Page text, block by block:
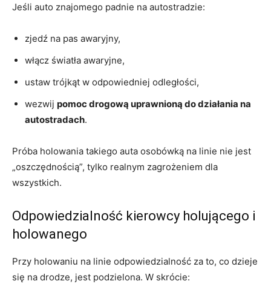
Jeśli auto znajomego padnie na autostradzie:
zjedź na pas awaryjny,
włącz światła awaryjne,
ustaw trójkąt w odpowiedniej odległości,
wezwij pomoc drogową uprawnioną do działania na
autostradach.
Próba holowania takiego auta osobówką na linie nie jest
„oszczędnością”, tylko realnym zagrożeniem dla
wszystkich.
Odpowiedzialność kierowcy holującego i
holowanego
Przy holowaniu na linie odpowiedzialność za to, co dzieje
się na drodze, jest podzielona. W skrócie: